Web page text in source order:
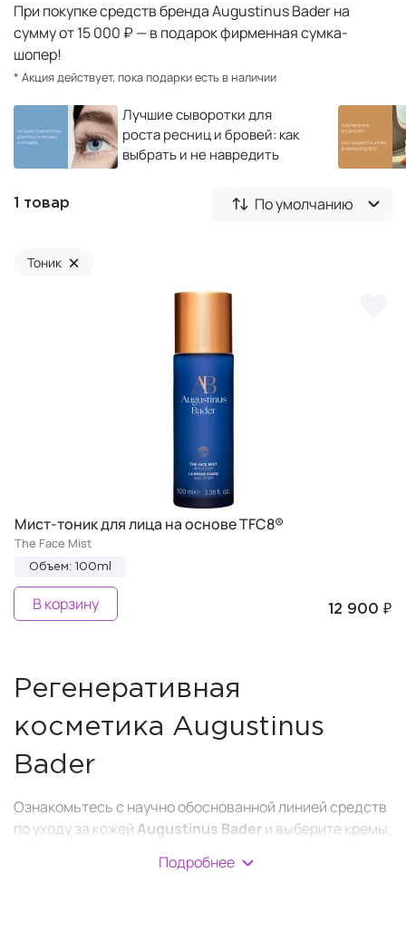
При покупке средств бренда Augustinus Bader на
сумму от 15 000 ₽ — в подарок фирменная сумка-
шопер!
* Акция действует, пока подарки есть в наличии
Лучшие сыворотки для
роста ресниц и бровей: как
выбрать и не навредить
1 товар По умолчанию
Тоник ×
Мист-тоник для лица на основе TFC8®
The Face Mist
Объем: 100ml
12 900 ₽
В корзину
Регенеративная
косметика Augustinus
Bader
Ознакомьтесь с научно обоснованной линией средств
по уходу за кожей Augustinus Baderи выберите кремы,
которые поддержат вашу естественную красоту и
Подробнее